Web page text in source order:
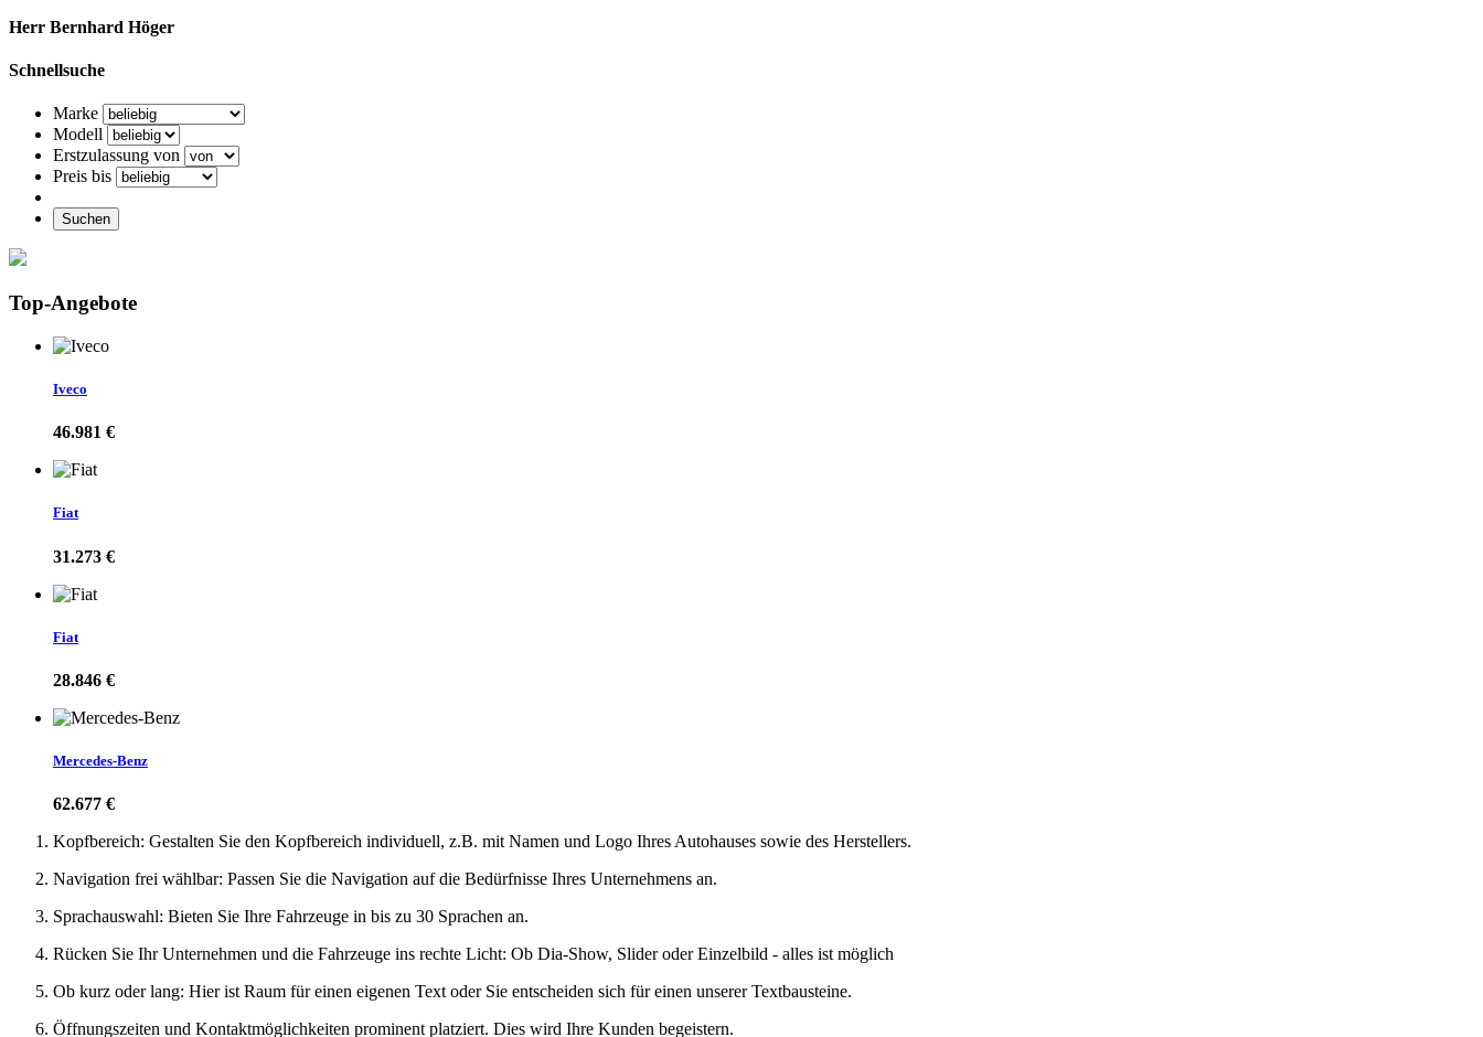
Herr Bernhard Höger
Schnellsuche
Marke
Modell
Erstzulassung von
Preis bis
Suchen
Top-Angebote
Iveco
46.981 €
Fiat
31.273 €
Fiat
28.846 €
Mercedes-Benz
62.677 €
Kopfbereich: Gestalten Sie den Kopfbereich individuell, z.B. mit Namen und Logo Ihres Autohauses sowie des Herstellers.
Navigation frei wählbar: Passen Sie die Navigation auf die Bedürfnisse Ihres Unternehmens an.
Sprachauswahl: Bieten Sie Ihre Fahrzeuge in bis zu 30 Sprachen an.
Rücken Sie Ihr Unternehmen und die Fahrzeuge ins rechte Licht: Ob Dia-Show, Slider oder Einzelbild - alles ist möglich
Ob kurz oder lang: Hier ist Raum für einen eigenen Text oder Sie entscheiden sich für einen unserer Textbausteine.
Öffnungszeiten und Kontaktmöglichkeiten prominent platziert. Dies wird Ihre Kunden begeistern.